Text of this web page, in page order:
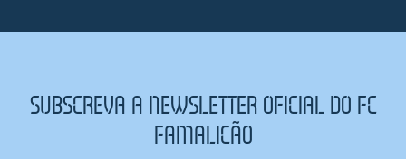
SUBSCREVA A NEWSLETTER OFICIAL DO FC
FAMALICÃO